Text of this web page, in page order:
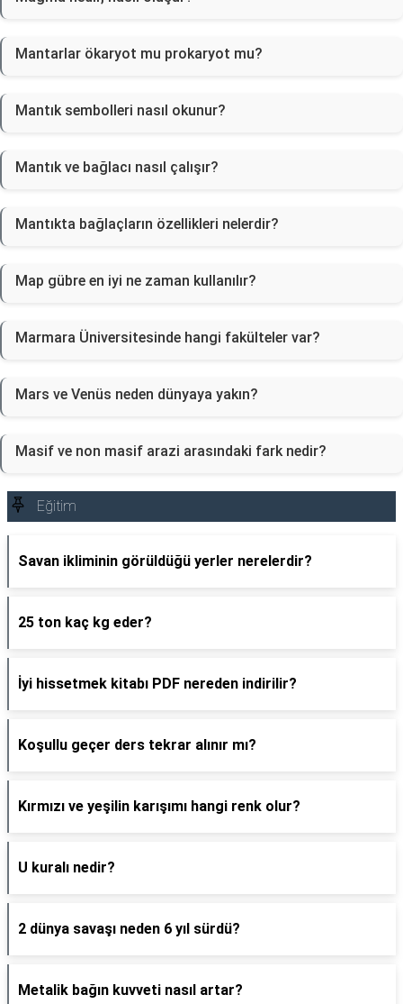
Mantarlar ökaryot mu prokaryot mu?
Mantık sembolleri nasıl okunur?
Mantık ve bağlacı nasıl çalışır?
Mantıkta bağlaçların özellikleri nelerdir?
Map gübre en iyi ne zaman kullanılır?
Marmara Üniversitesinde hangi fakülteler var?
Mars ve Venüs neden dünyaya yakın?
Masif ve non masif arazi arasındaki fark nedir?
Eğitim
Savan ikliminin görüldüğü yerler nerelerdir?
25 ton kaç kg eder?
İyi hissetmek kitabı PDF nereden indirilir?
Koşullu geçer ders tekrar alınır mı?
Kırmızı ve yeşilin karışımı hangi renk olur?
U kuralı nedir?
2 dünya savaşı neden 6 yıl sürdü?
Metalik bağın kuvveti nasıl artar?